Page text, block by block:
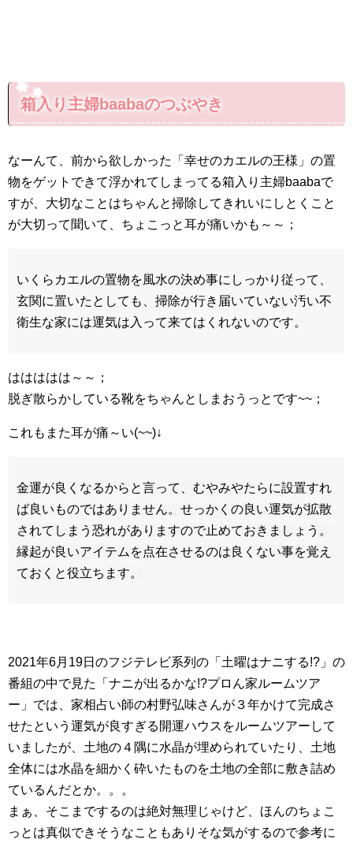
箱入り主婦baabaのつぶやき
なーんて、前から欲しかった「幸せのカエルの王様」の置
物をゲットできて浮かれてしまってる箱入り主婦baabaで
すが、大切なことはちゃんと掃除してきれいにしとくこと
が大切って聞いて、ちょこっと耳が痛いかも～～；
いくらカエルの置物を風水の決め事にしっかり従って、
玄関に置いたとしても、掃除が行き届いていない汚い不
衛生な家には運気は入って来てはくれないのです。
ははははは～～；
脱ぎ散らかしている靴をちゃんとしまおうっとです~~；
これもまた耳が痛～い(~~)↓
金運が良くなるからと言って、むやみやたらに設置すれ
ば良いものではありません。せっかくの良い運気が拡散
されてしまう恐れがありますので止めておきましょう。
縁起が良いアイテムを点在させるのは良くない事を覚え
ておくと役立ちます。
2021年6月19日のフジテレビ系列の「土曜はナニする!?」の
番組の中で見た「ナニが出るかな!?プロん家ルームツア
ー」では、家相占い師の村野弘味さんが３年かけて完成さ
せたという運気が良すぎる開運ハウスをルームツアーして
いましたが、土地の４隅に水晶が埋められていたり、土地
全体には水晶を細かく砕いたものを土地の全部に敷き詰め
ているんだとか。。。
まぁ、そこまでするのは絶対無理じゃけど、ほんのちょこ
っとは真似できそうなこともありそな気がするので参考に